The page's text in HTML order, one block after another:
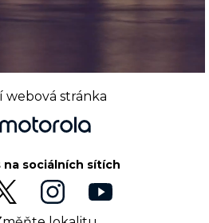
webová stránka
na sociálních sítích